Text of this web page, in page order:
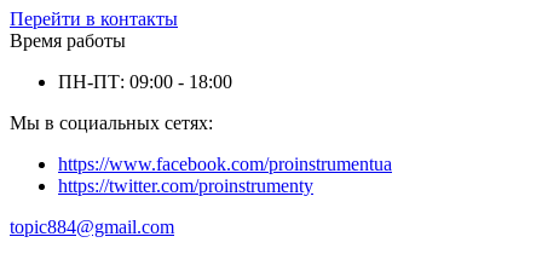
Перейти в контакты
Время работы
ПН-ПТ: 09:00 - 18:00
Мы в социальных сетях:
https://www.facebook.com/proinstrumentua
https://twitter.com/proinstrumenty
topic884@gmail.com